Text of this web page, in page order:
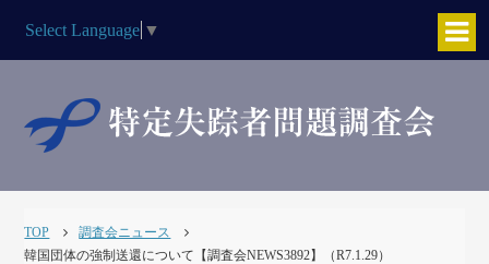
Select Language ▼
TOP
調査会ニュース
韓国団体の強制送還について【調査会NEWS3892】（R7.1.29）